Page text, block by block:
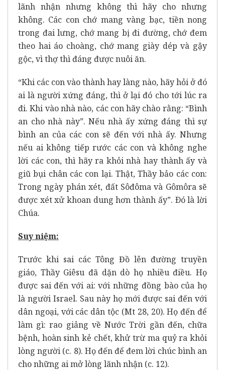
lãnh nhận nhưng không thì hãy cho nhưng
không. Các con chớ mang vàng bạc, tiền nong
trong đai lưng, chớ mang bị đi đường, chớ đem
theo hai áo choàng, chớ mang giày dép và gậy
gộc, vì thợ thì đáng được nuôi ăn.
“Khi các con vào thành hay làng nào, hãy hỏi ở đó
ai là người xứng đáng, thì ở lại đó cho tới lúc ra
đi. Khi vào nhà nào, các con hãy chào rằng: “Bình
an cho nhà này”. Nếu nhà ấy xứng đáng thì sự
bình an của các con sẽ đến với nhà ấy. Nhưng
nếu ai không tiếp rước các con và không nghe
lời các con, thì hãy ra khỏi nhà hay thành ấy và
giũ bụi chân các con lại. Thật, Thầy bảo các con:
Trong ngày phán xét, đất Sôđôma và Gômôra sẽ
được xét xử khoan dung hơn thành ấy”. Ðó là lời
Chúa.
Suy niệm:
Trước khi sai các Tông Đồ lên đường truyền
giáo, Thầy Giêsu đã dặn dò họ nhiều điều. Họ
được sai đến với ai: với những đồng bào của họ
là người Israel. Sau này họ mới được sai đến với
dân ngoại, với các dân tộc (Mt 28, 20). Họ đến để
làm gì: rao giảng về Nước Trời gần đến, chữa
bệnh, hoàn sinh kẻ chết, khử trừ ma quỷ ra khỏi
lòng người (c. 8). Họ đến để đem lời chúc bình an
cho những ai mở lòng lãnh nhận (c. 12).